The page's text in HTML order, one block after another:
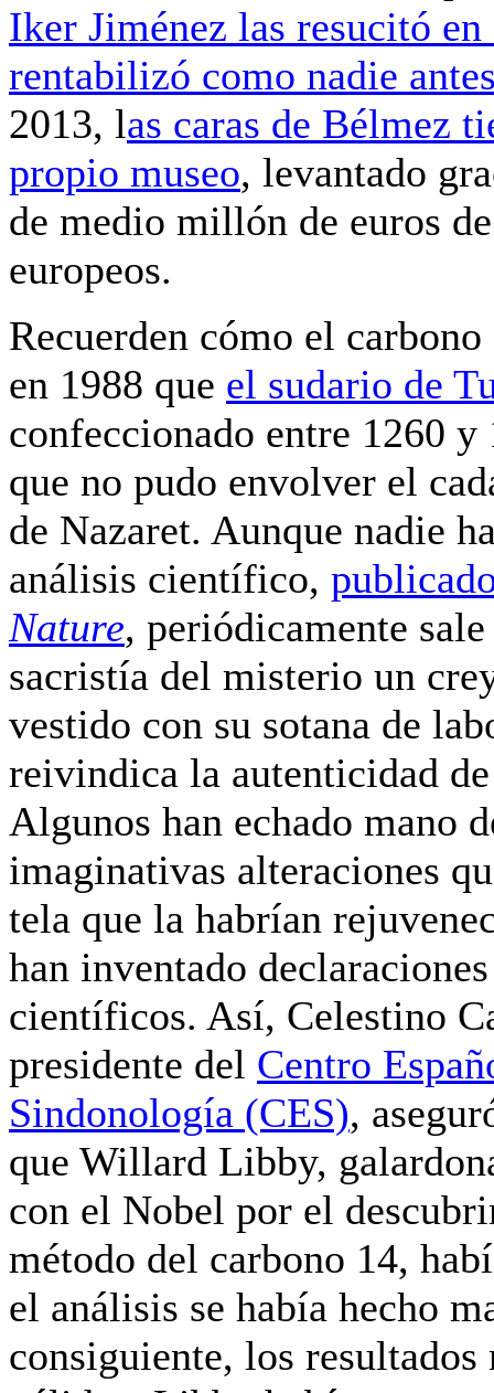
Iker Jiménez las resucitó en
rentabilizó como nadie
2013, las caras de Bélmez
propio museo, levantado
de medio millón de euros
europeos.
Recuerden cómo el
en 1988 que el sudario de
confeccionado entre 1260
que no pudo envolver el
de Nazaret. Aunque nadie
análisis científico,
Nature, periódicamente
sacristía del misterio un
vestido con su sotana de
reivindica la autenticidad
Algunos han echado mano
imaginativas alteraciones
tela que la habrían
han inventado
científicos. Así, Celestino
presidente del Centro
Sindonología (CES),
que Willard Libby,
con el Nobel por el
método del carbono 14,
el análisis se había hecho
consiguiente, los resultados